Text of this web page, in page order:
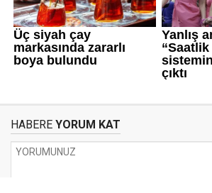
HABERE YORUM KAT